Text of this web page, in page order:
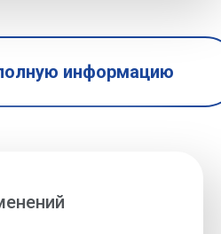
информацию